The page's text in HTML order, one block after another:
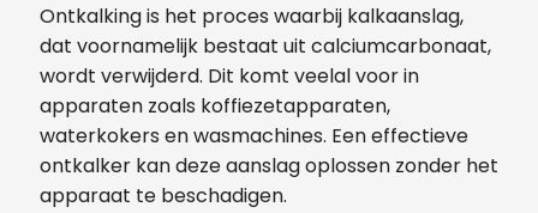
Ontkalking is het proces waarbij kalkaanslag,
dat voornamelijk bestaat uit calciumcarbonaat,
wordt verwijderd. Dit komt veelal voor in
apparaten zoals koffiezetapparaten,
waterkokers en wasmachines. Een effectieve
ontkalker kan deze aanslag oplossen zonder het
apparaat te beschadigen.